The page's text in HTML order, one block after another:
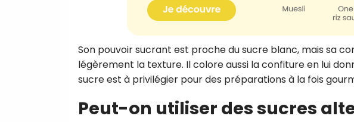
Son pouvoir sucrant est proche du sucre blanc, mais sa
légèrement la texture. Il colore aussi la confiture en lui
sucre est à privilégier pour des préparations à la fois
Peut-on utiliser des sucres